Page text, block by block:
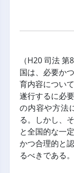
（H20 司法 第
国は、必要か
育内容につい
遂行するに必
の内容や方法
る。しかし、
と全国的な一
かつ合理的と
るべきである。